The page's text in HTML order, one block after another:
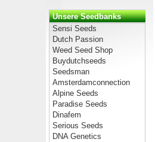
Unsere Seedbanks
Sensi Seeds
Dutch Passion
Weed Seed Shop
Buydutchseeds
Seedsman
Amsterdamconnection
Alpine Seeds
Paradise Seeds
Dinafem
Serious Seeds
DNA Genetics